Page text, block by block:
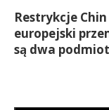
Restrykcje
europejski
są dwa